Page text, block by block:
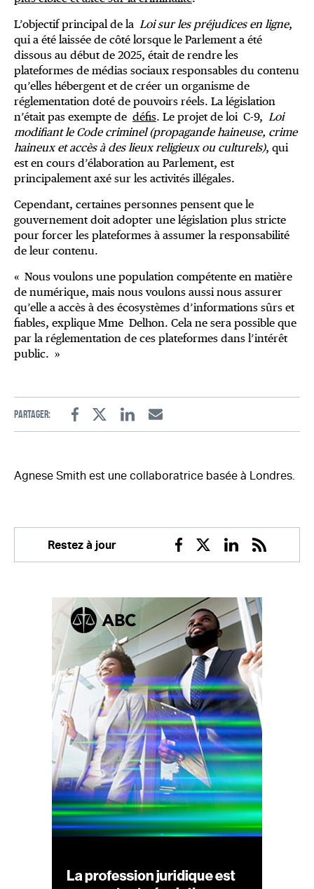
L’objectif principal de la Loi sur les préjudices en ligne,
qui a été laissée de côté lorsque le Parlement a été
dissous au début de 2025, était de rendre les
plateformes de médias sociaux responsables du contenu
qu’elles hébergent et de créer un organisme de
réglementation doté de pouvoirs réels. La législation
n’était pas exempte de défis. Le projet de loi C-9, Loi
modifiant le Code criminel (propagande haineuse, crime
haineux et accès à des lieux religieux ou culturels), qui
est en cours d’élaboration au Parlement, est
principalement axé sur les activités illégales.
Cependant, certaines personnes pensent que le
gouvernement doit adopter une législation plus stricte
pour forcer les plateformes à assumer la responsabilité
de leur contenu.
« Nous voulons une population compétente en matière
de numérique, mais nous voulons aussi nous assurer
qu’elle a accès à des écosystèmes d’informations sûrs et
fiables, explique Mme Delhon. Cela ne sera possible que
par la réglementation de ces plateformes dans l’intérêt
public. »
Partager:
FacebookTwitterLinkedinEmail
Agnese Smith est une collaboratrice basée à Londres.
Restez à jour
Facebook
TwitterLinkedin
RSS